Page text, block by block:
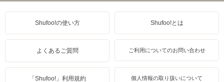
Shufoo!の使い方 Shufoo!とは
よくあるご質問 ご利用についてのお問い合わせ
「Shufoo!」利用規約 個人情報の取り扱いについて